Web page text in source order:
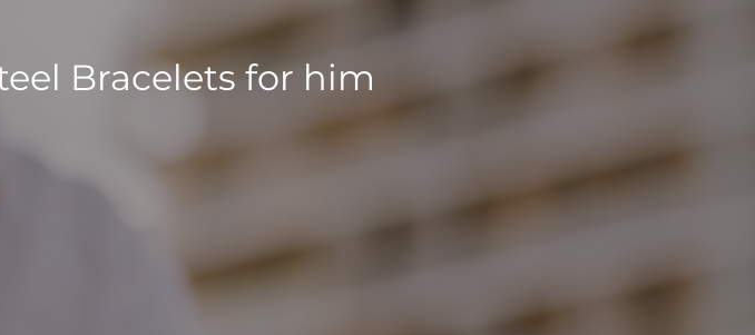
Bracelets for him